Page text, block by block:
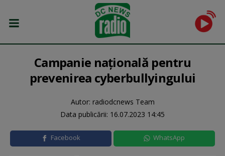
Campanie naţională pentru
prevenirea cyberbullyingului
Autor: radiodcnews Team
Data publicării: 16.07.2023 14:45
Facebook WhatsApp